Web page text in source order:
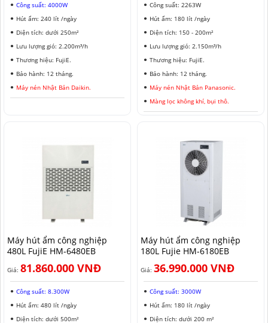
Công suất: 4000W
Hút ẩm: 240 lít /ngày
Diện tích: dưới 250m²
Lưu lượng gió: 2.200m³/h
Thương hiệu: FujiE.
Bảo hành: 12 tháng.
Máy nén Nhật Bản Daikin.
Công suất: 2263W
Hút ẩm: 180 lít /ngày
Diện tích: 150 - 200m²
Lưu lượng gió: 2.150m³/h
Thương hiệu: FujiE.
Bảo hành: 12 tháng.
Máy nén Nhật Bản Panasonic.
Màng lọc không khí, bụi thô.
Máy hút ẩm công nghiệp
480L FujiE HM-6480EB
Giá: 81.860.000 VNĐ
Công suất: 8.300W
Hút ẩm: 480 lít /ngày
Diện tích: dưới 500m²
Máy hút ẩm công nghiệp
180L Fujie HM-6180EB
Giá: 36.990.000 VNĐ
Công suất: 3000W
Hút ẩm: 180 lít /ngày
Diện tích: dưới 200 m²